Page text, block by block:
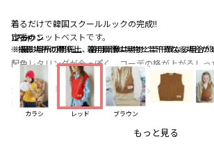
レッド
※撮影場所の関係上、着用画像は実物と若干異なる場合が
ブラウン
※撮影場所の関係上、着用画像は実物と若干異なる場合が
ブラウン
カラシ レッド ブラウン
着るだけで韓国スクールルックの完成!!
定番のニットベストです。
配色レタリングが今っぽく、コーデの格が上がるし
だらしなく見えず、程よく体にフィットするようネッ
はリブ編みになっています。
卒業式や発表会などイベント事映え間違いなし:>
もっと見る